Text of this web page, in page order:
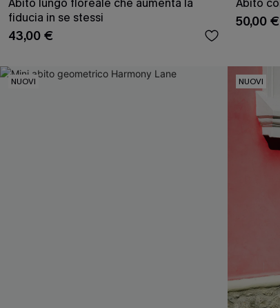
Abito lungo floreale che aumenta la
fiducia in se stessi
43,00 €
Abito
50,00 €
NUOVI NUOVI